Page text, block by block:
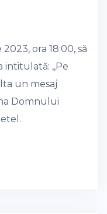
ora 18:00, să
intitulată: ,,Pe
un mesaj
Domnului